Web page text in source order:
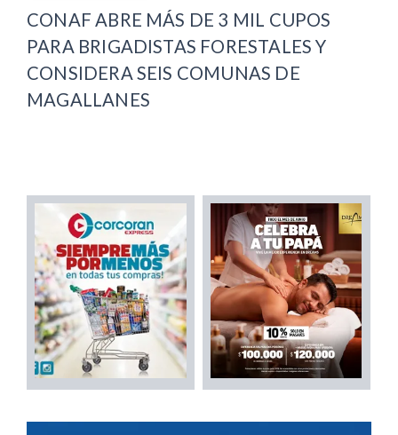
CONAF ABRE MÁS DE 3 MIL CUPOS
PARA BRIGADISTAS FORESTALES Y
CONSIDERA SEIS COMUNAS DE
MAGALLANES